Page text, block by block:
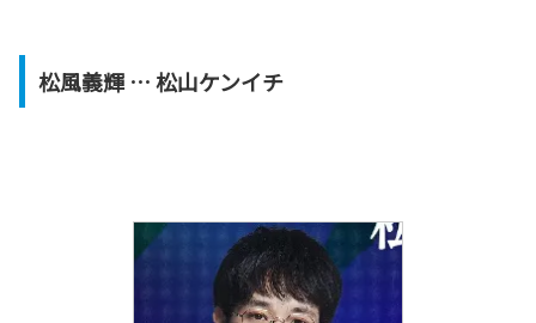
松風義輝 … 松山ケンイチ